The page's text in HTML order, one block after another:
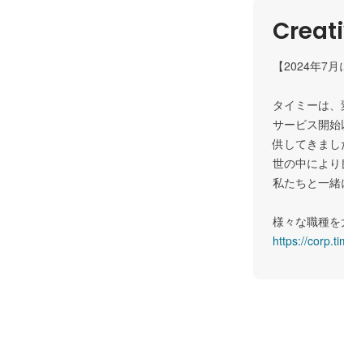
【2024年7
タイミーは、
サービス開
供してきまし
世の中により
私たちと一
https://